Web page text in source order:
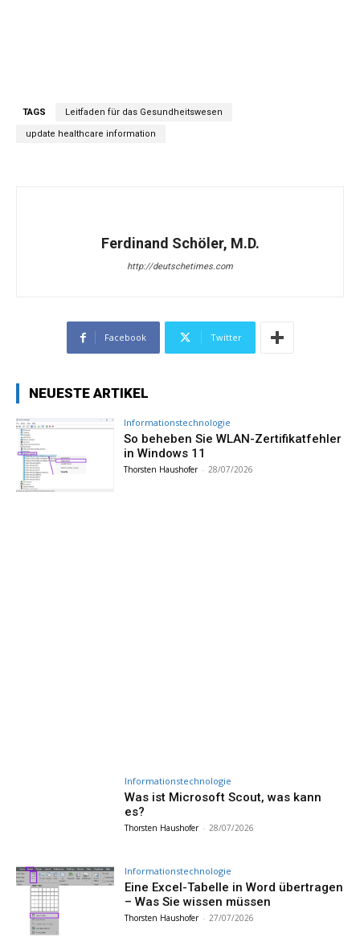
TAGS Leitfaden für das Gesundheitswesen
update healthcare information
Ferdinand Schöler, M.D.
http://deutschetimes.com
Facebook Twitter
NEUESTE ARTIKEL
Informationstechnologie
So beheben Sie WLAN-Zertifikatfehler
in Windows 11
Thorsten Haushofer - 28/07/2026
Informationstechnologie
Was ist Microsoft Scout, was kann
es?
Thorsten Haushofer - 28/07/2026
Informationstechnologie
Eine Excel-Tabelle in Word übertragen
– Was Sie wissen müssen
Thorsten Haushofer - 27/07/2026